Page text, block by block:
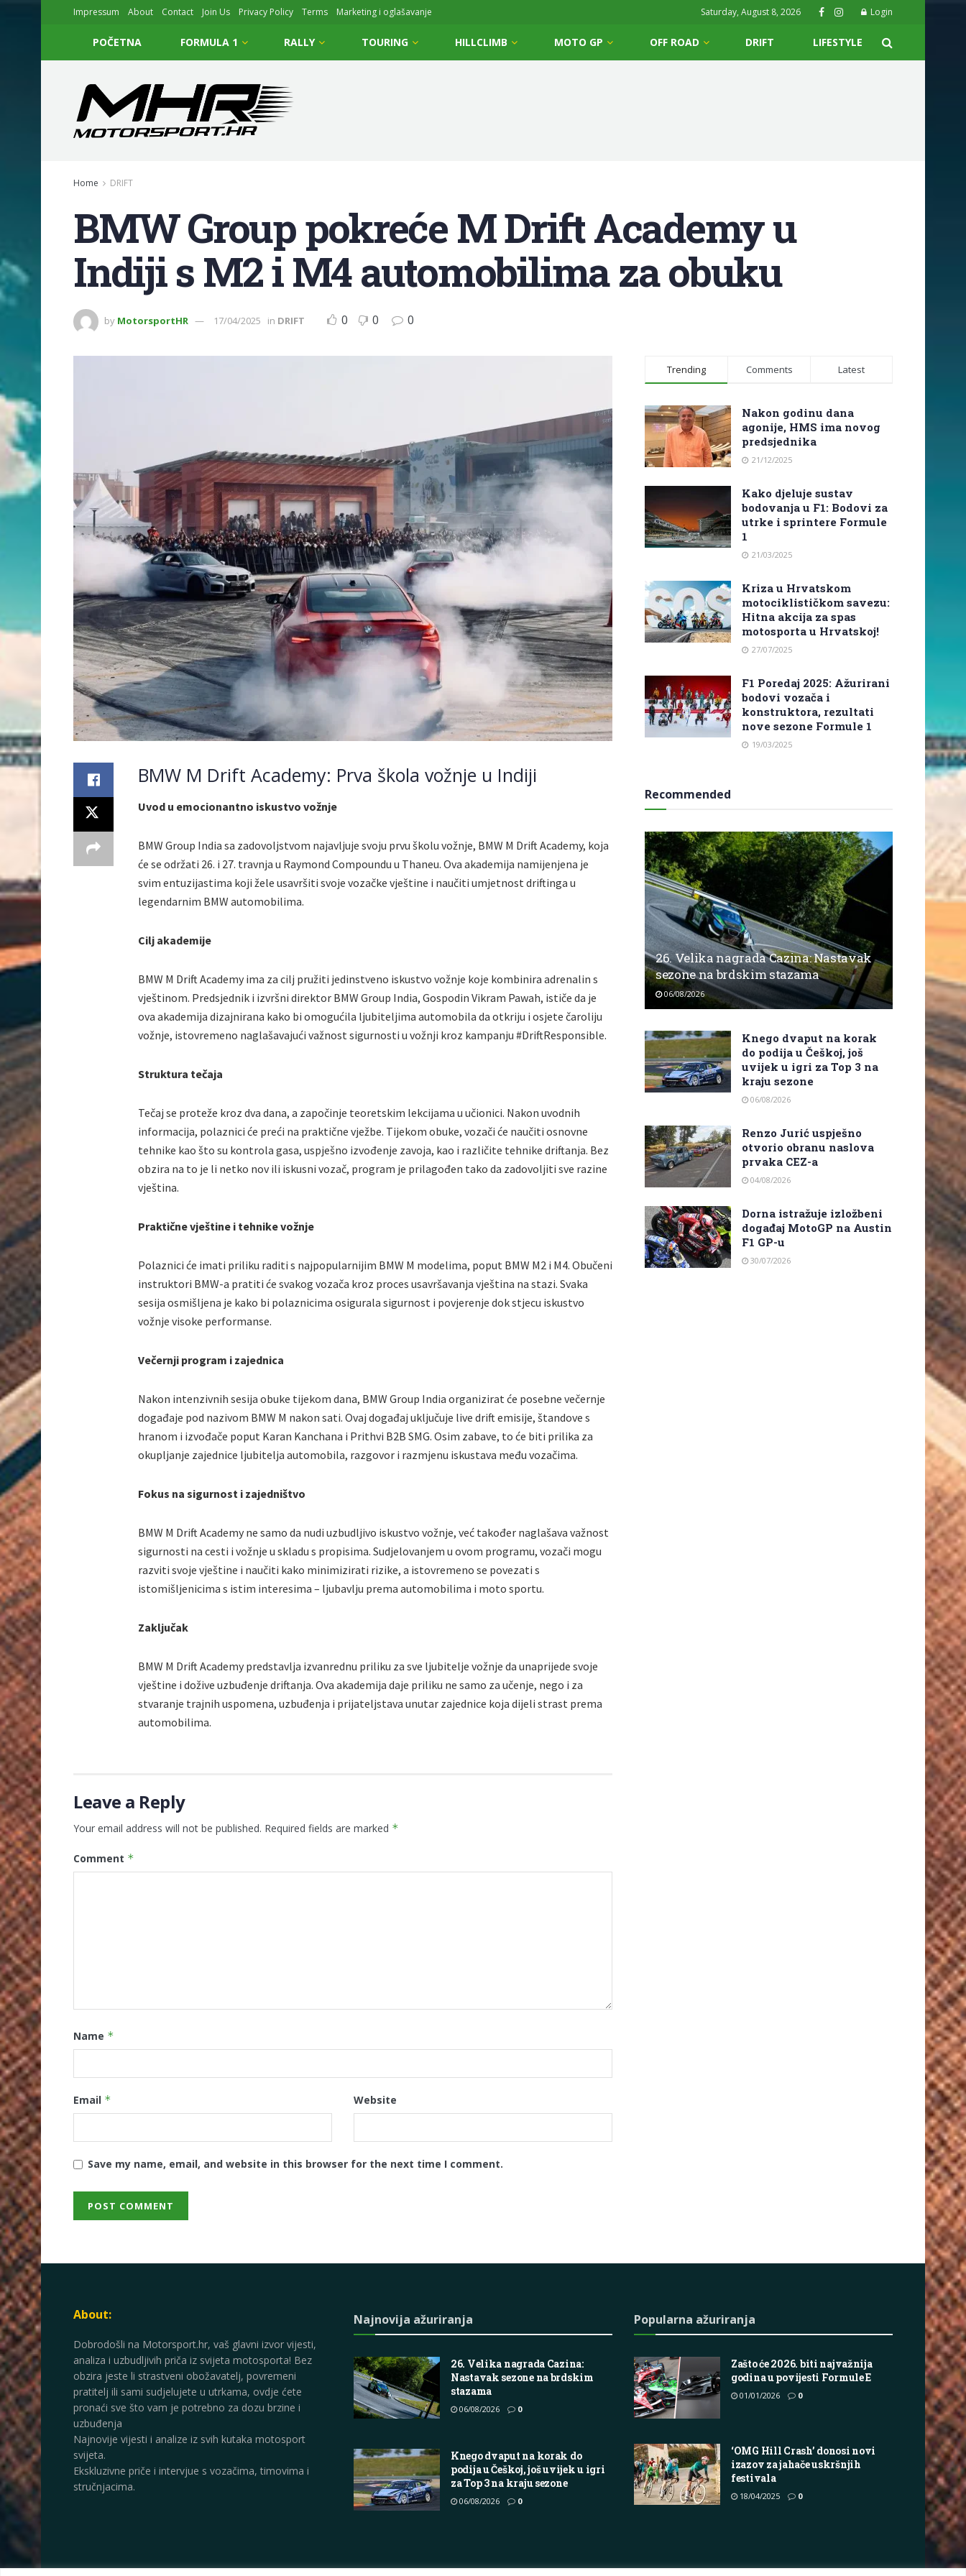
Impressum About Contact Join Us Privacy Policy Terms Marketing i oglašavanje Saturday, August 8, 2026 Login
POČETNA FORMULA 1 RALLY TOURING HILLCLIMB MOTO GP OFF ROAD DRIFT LIFESTYLE
Home DRIFT
BMW Group pokreće M Drift Academy u
Indiji s M2 i M4 automobilima za obuku
by MotorsportHR 17/04/2025 in DRIFT 0 0 0
BMW M Drift Academy: Prva škola vožnje u Indiji
Uvod u emocionantno iskustvo vožnje
BMW Group India sa zadovoljstvom najavljuje svoju prvu školu vožnje, BMW M Drift Academy, koja
će se održati 26. i 27. travnja u Raymond Compoundu u Thaneu. Ova akademija namijenjena je
svim entuzijastima koji žele usavršiti svoje vozačke vještine i naučiti umjetnost driftinga u
legendarnim BMW automobilima.
Cilj akademije
BMW M Drift Academy ima za cilj pružiti jedinstveno iskustvo vožnje koje kombinira adrenalin s
vještinom. Predsjednik i izvršni direktor BMW Group India, Gospodin Vikram Pawah, ističe da je
ova akademija dizajnirana kako bi omogućila ljubiteljima automobila da otkriju i osjete čaroliju
vožnje, istovremeno naglašavajući važnost sigurnosti u vožnji kroz kampanju #DriftResponsible.
Struktura tečaja
Tečaj se proteže kroz dva dana, a započinje teoretskim lekcijama u učionici. Nakon uvodnih
informacija, polaznici će preći na praktične vježbe. Tijekom obuke, vozači će naučiti osnovne
tehnike kao što su kontrola gasa, uspješno izvođenje zavoja, kao i različite tehnike driftanja. Bez
obzira na to je li netko nov ili iskusni vozač, program je prilagođen tako da zadovoljiti sve razine
vještina.
Praktične vještine i tehnike vožnje
Polaznici će imati priliku raditi s najpopularnijim BMW M modelima, poput BMW M2 i M4. Obučeni
instruktori BMW-a pratiti će svakog vozača kroz proces usavršavanja vještina na stazi. Svaka
sesija osmišljena je kako bi polaznicima osigurala sigurnost i povjerenje dok stjecu iskustvo
vožnje visoke performanse.
Večernji program i zajednica
Nakon intenzivnih sesija obuke tijekom dana, BMW Group India organizirat će posebne večernje
događaje pod nazivom BMW M nakon sati. Ovaj događaj uključuje live drift emisije, štandove s
hranom i izvođače poput Karan Kanchana i Prithvi B2B SMG. Osim zabave, to će biti prilika za
okupljanje zajednice ljubitelja automobila, razgovor i razmjenu iskustava među vozačima.
Fokus na sigurnost i zajedništvo
BMW M Drift Academy ne samo da nudi uzbudljivo iskustvo vožnje, već također naglašava važnost
sigurnosti na cesti i vožnje u skladu s propisima. Sudjelovanjem u ovom programu, vozači mogu
razviti svoje vještine i naučiti kako minimizirati rizike, a istovremeno se povezati s
istomišljenicima s istim interesima – ljubavlju prema automobilima i moto sportu.
Zaključak
BMW M Drift Academy predstavlja izvanrednu priliku za sve ljubitelje vožnje da unaprijede svoje
vještine i dožive uzbuđenje driftanja. Ova akademija daje priliku ne samo za učenje, nego i za
stvaranje trajnih uspomena, uzbuđenja i prijateljstava unutar zajednice koja dijeli strast prema
automobilima.
Leave a Reply
Your email address will not be published. Required fields are marked *
Comment *
Name *
Email * Website
Save my name, email, and website in this browser for the next time I comment.
Trending Comments Latest
Nakon godinu dana
agonije, HMS ima novog
predsjednika
21/12/2025
Kako djeluje sustav
bodovanja u F1: Bodovi za
utrke i sprintere Formule
1
21/03/2025
Kriza u Hrvatskom
motociklističkom savezu:
Hitna akcija za spas
motosporta u Hrvatskoj!
27/07/2025
F1 Poredaj 2025: Ažurirani
bodovi vozača i
konstruktora, rezultati
nove sezone Formule 1
19/03/2025
Recommended
26. Velika nagrada Cazina: Nastavak
sezone na brdskim stazama
06/08/2026
Knego dvaput na korak
do podija u Češkoj, još
uvijek u igri za Top 3 na
kraju sezone
06/08/2026
Renzo Jurić uspješno
otvorio obranu naslova
prvaka CEZ-a
04/08/2026
Dorna istražuje izložbeni
događaj MotoGP na Austin
F1 GP-u
30/07/2026
About:
Dobrodošli na Motorsport.hr, vaš glavni izvor vijesti,
analiza i uzbudljivih priča iz svijeta motosporta! Bez
obzira jeste li strastveni obožavatelj, povremeni
pratitelj ili sami sudjelujete u utrkama, ovdje ćete
pronaći sve što vam je potrebno za dozu brzine i
uzbuđenja
Najnovije vijesti i analize iz svih kutaka motosport
svijeta.
Ekskluzivne priče i intervjue s vozačima, timovima i
stručnjacima.
Najnovija ažuriranja
26. Velika nagrada Cazina:
Nastavak sezone na brdskim
stazama
06/08/2026 0
Knego dvaput na korak do
podija u Češkoj, još uvijek u igri
za Top 3 na kraju sezone
06/08/2026 0
Popularna ažuriranja
Zašto će 2026. biti najvažnija
godina u povijesti Formule E
01/01/2026 0
‘OMG Hill Crash’ donosi novi
izazov za jahače uskršnjih
festivala
18/04/2025 0